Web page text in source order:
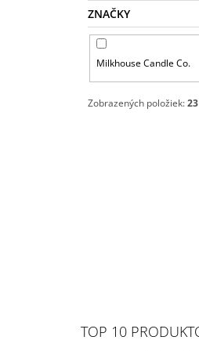
ZNAČKY
Milkhouse Candle Co.
Zobrazených položiek:23
TOP 10